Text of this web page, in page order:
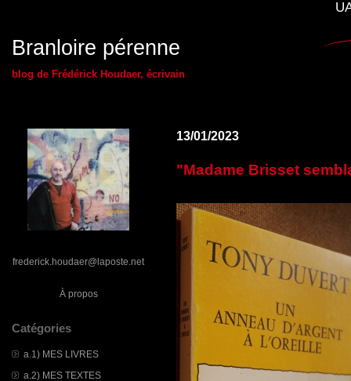
Branloire pérenne
blog de Frédérick Houdaer, écrivain
frederick.houdaer@laposte.net
À propos
Catégories
a.1) MES LIVRES
a.2) MES TEXTES
13/01/2023
"Madame Brisset